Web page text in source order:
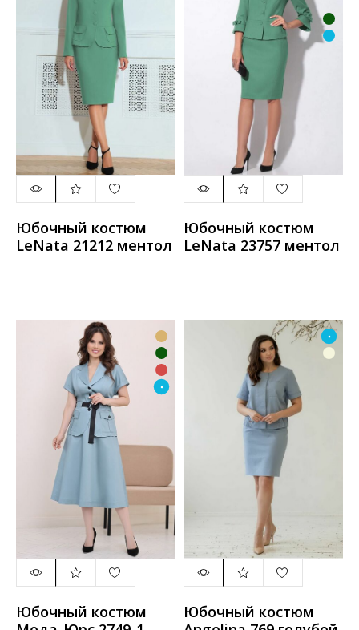
Юбочный костюм
LeNata 21212 ментол
Юбочный костюм
LeNata 23757 ментол
Юбочный костюм
Юбочный костюм